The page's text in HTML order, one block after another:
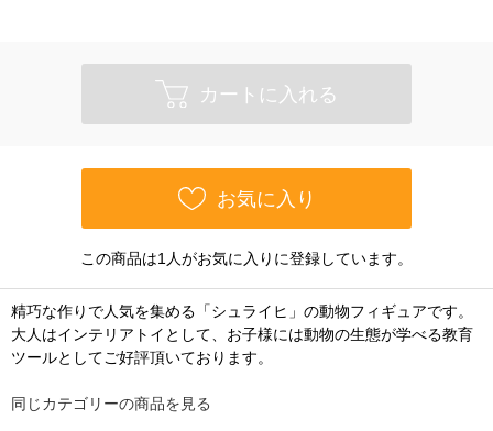
カートに入れる
お気に入り
この商品は1人がお気に入りに登録しています。
精巧な作りで人気を集める「シュライヒ」の動物フィギュアです。
大人はインテリアトイとして、お子様には動物の生態が学べる教育
ツールとしてご好評頂いております。
同じカテゴリーの商品を見る